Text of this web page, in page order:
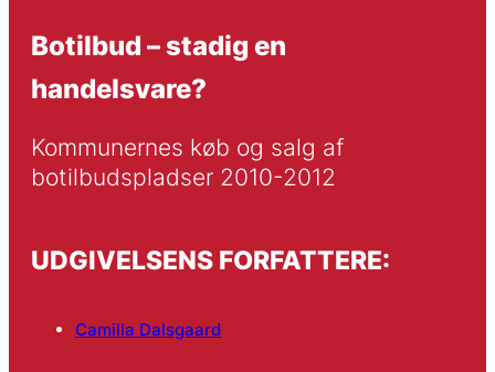
Botilbud – stadig en
handelsvare?
Kommunernes køb og salg af
botilbudspladser 2010-2012
UDGIVELSENS FORFATTERE:
Camilla Dalsgaard